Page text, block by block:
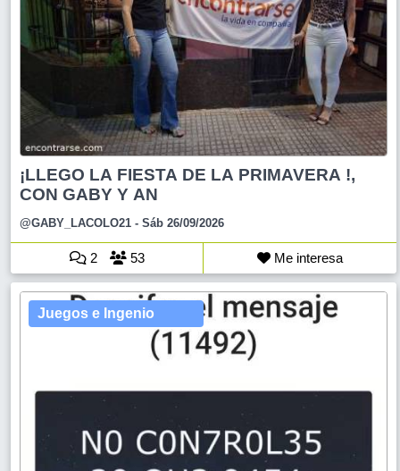
¡LLEGO LA FIESTA DE LA PRIMAVERA !,
CON GABY Y AN
@GABY_LACOLO21 - Sáb 26/09/2026
2 53 Me interesa
Juegos e Ingenio